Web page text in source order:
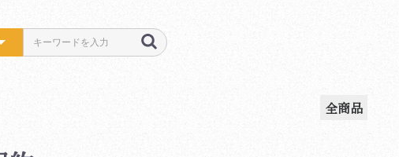
全商品